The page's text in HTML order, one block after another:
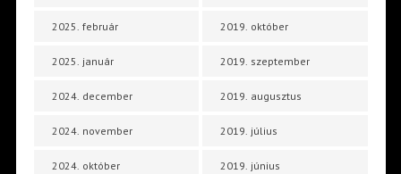
2025. február
2025. január
2024. december
2024. november
2024. október
2019. október
2019. szeptember
2019. augusztus
2019. július
2019. június